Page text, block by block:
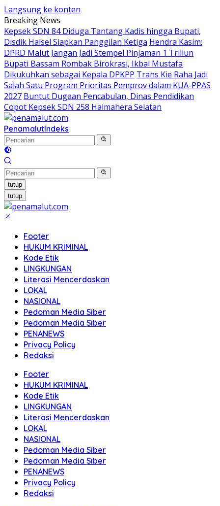
Langsung ke konten
Breaking News
Kepsek SDN 84 Diduga Tantang Kadis hingga Bupati,
Disdik Halsel Siapkan Panggilan Ketiga Hendra Kasim:
DPRD Malut Jangan Jadi Stempel Pinjaman 1 Triliun
Bupati Bassam Rombak Birokrasi, Ikbal Mustafa
Dikukuhkan sebagai Kepala DPKPP Trans Kie Raha Jadi
Salah Satu Program Prioritas Pemprov dalam KUA-PPAS
2027 Buntut Dugaan Pencabulan, Dinas Pendidikan
Copot Kepsek SDN 258 Halmahera Selatan
PenamalutIndeks
tutup
tutup
Footer
HUKUM KRIMINAL
Kode Etik
LINGKUNGAN
Literasi Mencerdaskan
LOKAL
NASIONAL
Pedoman Media Siber
Pedoman Media Siber
PENANEWS
Privacy Policy
Redaksi
Footer
HUKUM KRIMINAL
Kode Etik
LINGKUNGAN
Literasi Mencerdaskan
LOKAL
NASIONAL
Pedoman Media Siber
Pedoman Media Siber
PENANEWS
Privacy Policy
Redaksi